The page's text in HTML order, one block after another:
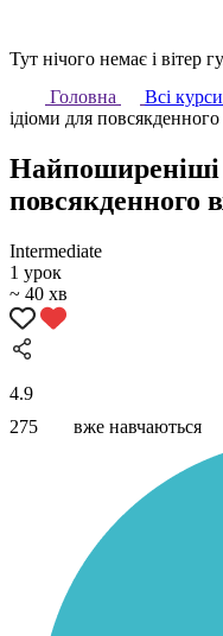
Тут нічого немає і вітер
Головна
Всі курси
ідіоми для
Найпоширеніші
повсякденного
Intermediate
1 урок
~ 40 хв
4.9
275
вже навчаються